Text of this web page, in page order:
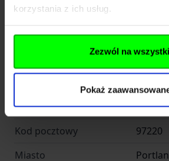
korzystania z ich usług.
Zezwól na
Pokaż
użytkownikowi obsługę
Blokując je we właściwej pozycji,
całkowicie rozłożone,
narzędzie, by je złożyć.
03 Pierścień do smyczy
Ten pierścień zabezpieczający
Nazwa
Kraj
USA
NE
12106
Kod pocztowy
97220
Miasto